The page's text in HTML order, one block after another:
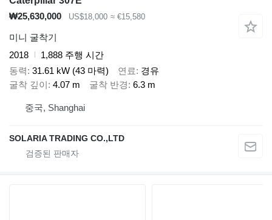
₩25,630,000
US$18,000 ≈ €15,580
미니 굴착기
2018
1,888 주행 시간
동력 31.61 kW (43 마력) 연료
경유
굴착 깊이 4.07 m 굴착 반경 6.3 m
중국, Shanghai
SOLARIA TRADING CO.,LTD